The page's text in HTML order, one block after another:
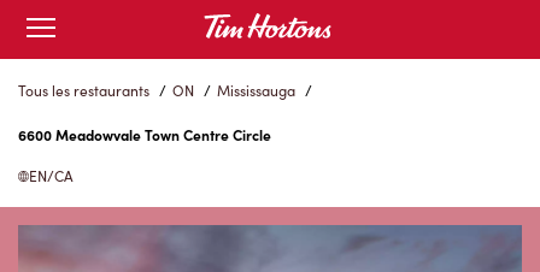
Skip
Content
Open
mobile
menu
Tous les restaurants / ON / Mississauga /
6600 Meadowvale Town Centre Circle
EN/CA